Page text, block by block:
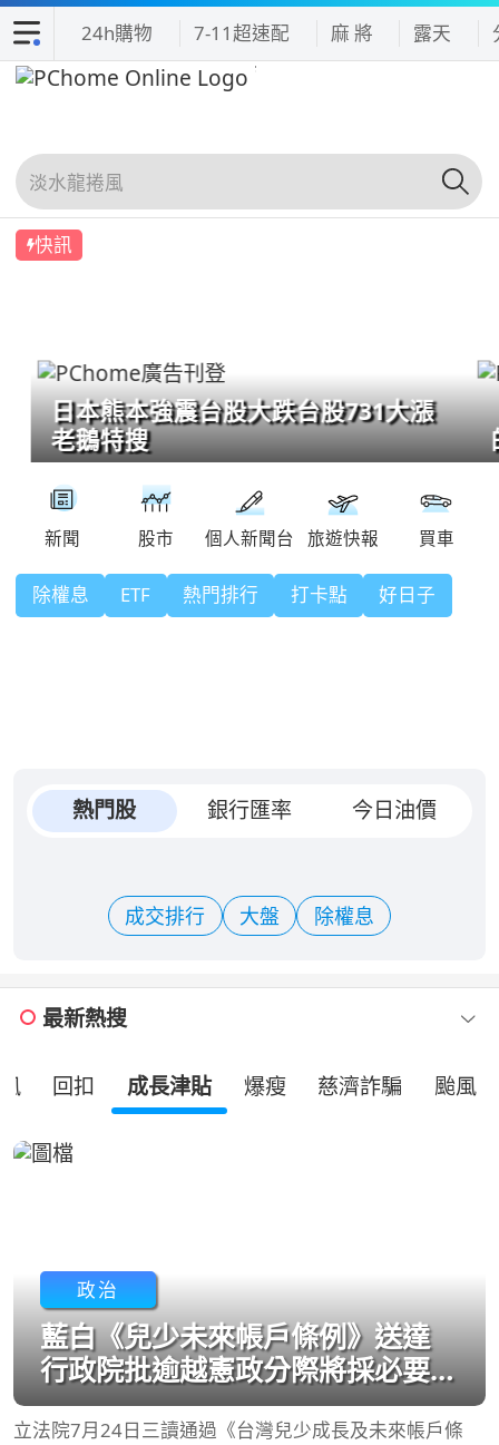
24h購物 7-11超速配 麻 將 露天
快訊
日本熊本強震台股大跌台股731大漲
老鵝特搜
除權息 ETF 熱門排行 打卡點 好日子
熱門股 銀行匯率 今日油價
成交排行 大盤 除權息
最新熱搜
回扣 成長津貼 爆瘦 慈濟詐騙 颱風
政治
藍白《兒少未來帳戶條例》送達
行政院批逾越憲政分際將採必要作
為
立法院7月24日三讀通過《台灣兒少成長及未來帳戶條